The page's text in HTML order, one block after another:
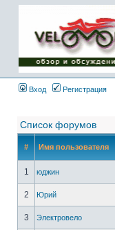
Имя пользователя:
Пароль:
{ LOG_ME_IN_SHORT
}
Вход
Регистрация
Список форумов
# Имя пользователя
1 юджин
2
Юрий
3
Электровело